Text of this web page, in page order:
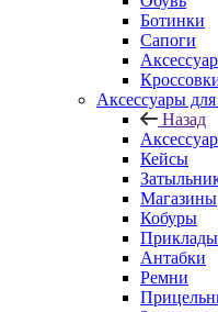
Ботинки
Сапоги
Аксессуары
Назад
Кейсы
Магазины
Кобуры
Антабки
Ремни